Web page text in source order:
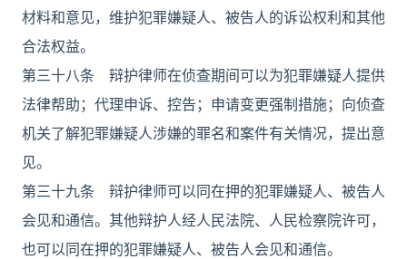
材料和意见，维护犯罪嫌疑人、被告人的诉讼权利和其他
合法权益。
第三十八条 辩护律师在侦查期间可以为犯罪嫌疑人提供
法律帮助；代理申诉、控告；申请变更强制措施；向侦查
机关了解犯罪嫌疑人涉嫌的罪名和案件有关情况，提出意
见。
第三十九条 辩护律师可以同在押的犯罪嫌疑人、被告人
会见和通信。其他辩护人经人民法院、人民检察院许可，
也可以同在押的犯罪嫌疑人、被告人会见和通信。